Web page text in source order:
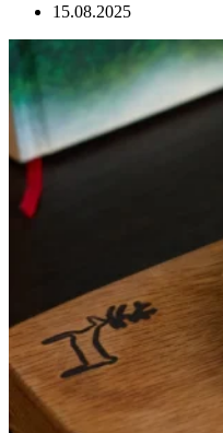
15.08.2025